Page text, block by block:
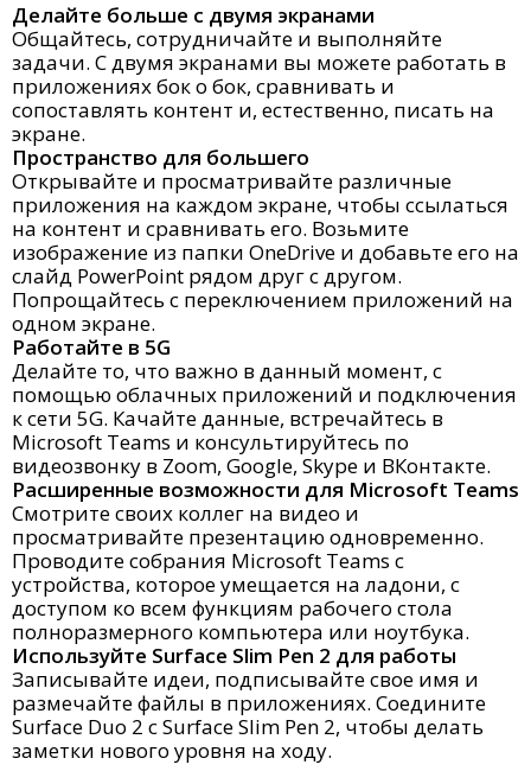
Делайте больше с двумя экранами
Общайтесь, сотрудничайте и выполняйте
задачи. С двумя экранами вы можете работать в
приложениях бок о бок, сравнивать и
сопоставлять контент и, естественно, писать на
экране.
Пространство для большего
Открывайте и просматривайте различные
приложения на каждом экране, чтобы ссылаться
на контент и сравнивать его. Возьмите
изображение из папки OneDrive и добавьте его на
слайд PowerPoint рядом друг с другом.
Попрощайтесь с переключением приложений на
одном экране.
Работайте в 5G
Делайте то, что важно в данный момент, с
помощью облачных приложений и подключения
к сети 5G. Качайте данные, встречайтесь в
Microsoft Teams и консультируйтесь по
видеозвонку в Zoom, Google, Skype и ВКонтакте.
Расширенные возможности для Microsoft Teams
Смотрите своих коллег на видео и
просматривайте презентацию одновременно.
Проводите собрания Microsoft Teams с
устройства, которое умещается на ладони, с
доступом ко всем функциям рабочего стола
полноразмерного компьютера или ноутбука.
Используйте Surface Slim Pen 2 для работы
Записывайте идеи, подписывайте свое имя и
размечайте файлы в приложениях. Соедините
Surface Duo 2 с Surface Slim Pen 2, чтобы делать
заметки нового уровня на ходу.